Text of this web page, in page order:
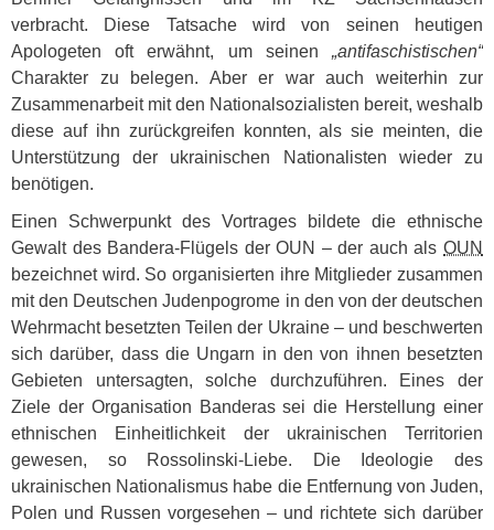
verbracht. Diese Tatsache wird von seinen heutigen
Apologeten oft erwähnt, um seinen „antifaschistischen“
Charakter zu belegen. Aber er war auch weiterhin zur
Zusammenarbeit mit den Nationalsozialisten bereit, weshalb
diese auf ihn zurückgreifen konnten, als sie meinten, die
Unterstützung der ukrainischen Nationalisten wieder zu
benötigen.
Einen Schwerpunkt des Vortrages bildete die ethnische
Gewalt des Bandera-Flügels derOUN – der auch alsOUN
bezeichnet wird. So organisierten ihre Mitglieder zusammen
mit den Deutschen Judenpogrome in den von der deutschen
Wehrmacht besetzten Teilen der Ukraine – und beschwerten
sich darüber, dass die Ungarn in den von ihnen besetzten
Gebieten untersagten, solche durchzuführen. Eines der
Ziele der Organisation Banderas sei die Herstellung einer
ethnischen Einheitlichkeit der ukrainischen Territorien
gewesen, so Rossolinski-Liebe. Die Ideologie des
ukrainischen Nationalismus habe die Entfernung von Juden,
Polen und Russen vorgesehen – und richtete sich darüber